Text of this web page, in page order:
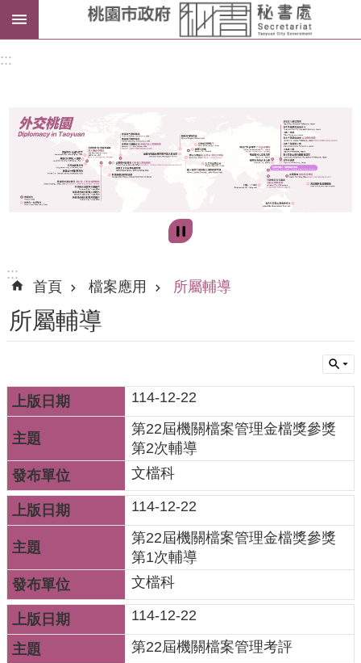
尋
訊
識
我
機
關
通
訊
錄
業
資
訊
便
民
服
:::
:::
首頁
檔案應用 所屬輔導
所屬輔導
114-12-22
第22屆機關檔案管理金檔獎參獎
第2次輔導
文檔科
114-12-22
第22屆機關檔案管理金檔獎參獎
第1次輔導
文檔科
114-12-22
第22屆機關檔案管理考評